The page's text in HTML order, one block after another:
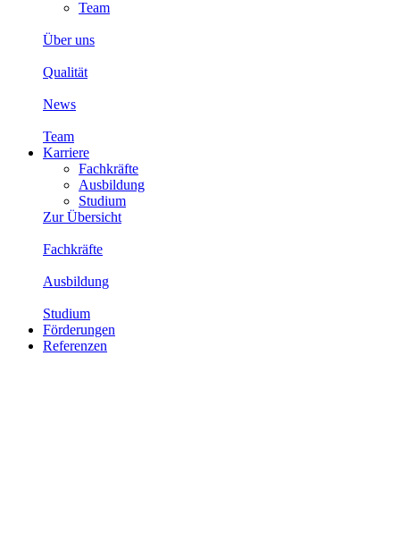
Team
Über uns
Qualität
News
Team
Karriere
Fachkräfte
Ausbildung
Studium
Zur Übersicht
Fachkräfte
Ausbildung
Studium
Förderungen
Referenzen